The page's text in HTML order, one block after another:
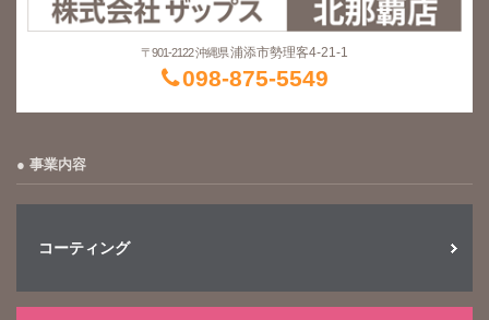
〒901-2122 沖縄県浦添市勢理客4-21-1
098-875-5549
事業内容
コーティング